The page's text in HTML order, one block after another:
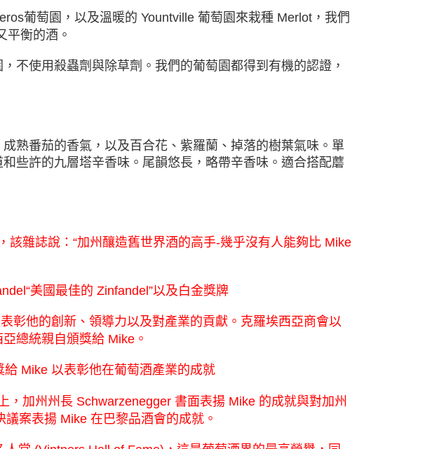
葡萄園，以及溫暖的 Yountville 葡萄園來栽種 Merlot，我們
平衡的酒。
不使用殺蟲劑與除草劑。我們的葡萄園都得到有機的認證，
熟番茄的香氣，以及百合花、紫羅蘭、掉落的樹葉氣味。單
些許的九層塔辛香味。尾韻悠⻑，略帶辛香味。適合搭配蘑
該雜誌說：“加州釀造舊世界酒的高手-幾乎沒有人能夠比 Mike
美國最佳的 Zinfandel”以及白金獎牌
彰他的創新、領導力以及對產業的貢獻。克羅埃⻄亞商會以
總統親自頒獎給 Mike。
Mike 以表彰他在葡萄酒產業的成就
，加州州⻑ Schwarzenegger 書面表揚 Mike 的成就與對加州
案表揚 Mike 在巴黎品酒會的成就。